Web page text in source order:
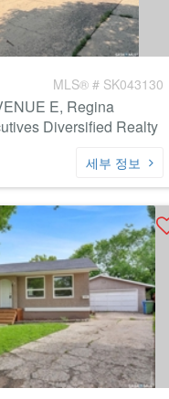
MLS® # SK043130
E, Regina
Diversified Realty
세부 정보